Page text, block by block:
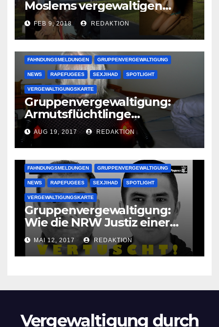
Moslems vergewaltigen
deutsche Studentinnen auf
Uni-Campus
FEB 9, 2018 REDAKTION
FAHNDUNGSMELDUNGEN GRUPPENVERGEWALTIGUNG
NEWS RAPEFUGEES SEXJIHAD SPOTLIGHT
VERGEWALTIGUNGSKARTE
Gruppenvergewaltigung:
Armutsflüchtlinge
vergewaltigen bettlägerige
Oma im Schlaf
krankenhausreif
AUG 19, 2017 REDAKTION
FAHNDUNGSMELDUNGEN GRUPPENVERGEWALTIGUNG
NEWS RAPEFUGEES SEXJIHAD SPOTLIGHT
VERGEWALTIGUNGSKARTE
Gruppenvergewaltigung:
Wie die NRW Justiz einer
Lokalzeitung verbietet diese
Bilder zu veröffentlichen
MAI 12, 2017 REDAKTION
Vergewaltigung durch